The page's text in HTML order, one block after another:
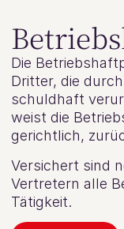
Die
Dritter, die
schuldhaft
weist die
gerichtlich,
Versichert sind
Vertretern alle
Tätigkeit.